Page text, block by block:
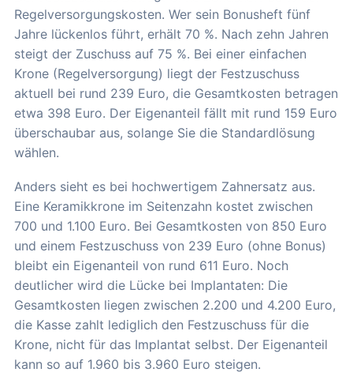
Regelversorgungskosten. Wer sein Bonusheft fünf
Jahre lückenlos führt, erhält 70 %. Nach zehn Jahren
steigt der Zuschuss auf 75 %. Bei einer einfachen
Krone (Regelversorgung) liegt der Festzuschuss
aktuell bei rund 239 Euro, die Gesamtkosten betragen
etwa 398 Euro. Der Eigenanteil fällt mit rund 159 Euro
überschaubar aus, solange Sie die Standardlösung
wählen.
Anders sieht es bei hochwertigem Zahnersatz aus.
Eine Keramikkrone im Seitenzahn kostet zwischen
700 und 1.100 Euro. Bei Gesamtkosten von 850 Euro
und einem Festzuschuss von 239 Euro (ohne Bonus)
bleibt ein Eigenanteil von rund 611 Euro. Noch
deutlicher wird die Lücke bei Implantaten: Die
Gesamtkosten liegen zwischen 2.200 und 4.200 Euro,
die Kasse zahlt lediglich den Festzuschuss für die
Krone, nicht für das Implantat selbst. Der Eigenanteil
kann so auf 1.960 bis 3.960 Euro steigen.